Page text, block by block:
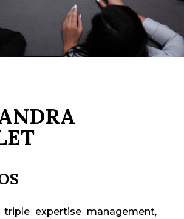
triple expertise management,